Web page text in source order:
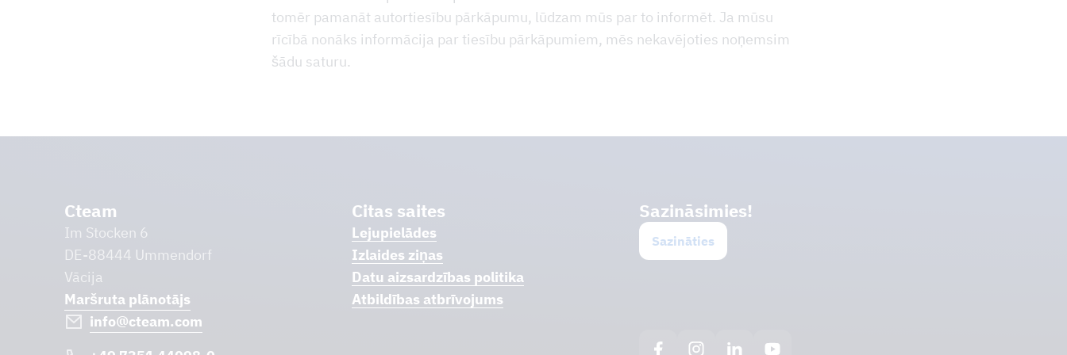
tomēr pamanāt autortiesību pārkāpumu, lūdzam mūs par to informēt. Ja mūsu
rīcībā nonāks informācija par tiesību pārkāpumiem, mēs nekavējoties noņemsim
šādu saturu.
Cteam
Im Stocken 6
DE-88444 Ummendorf
Vācija
Maršruta plānotājs
info@cteam.com
Citas saites
Lejupielādes
Izlaides ziņas
Datu aizsardzības politika
Atbildības atbrīvojums
Sazināsimies!
Sazināties